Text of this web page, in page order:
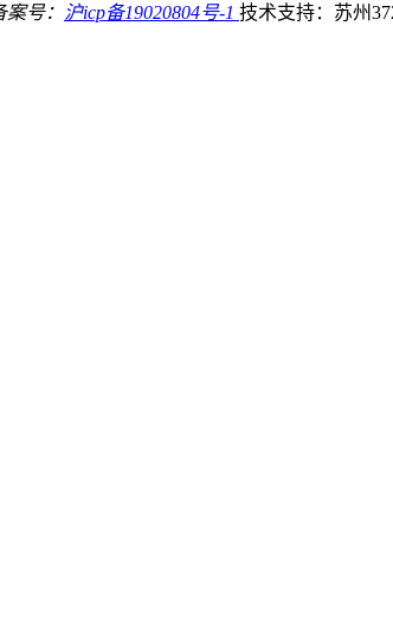
案号： 沪icp备19020804号-1 技术支持：苏州